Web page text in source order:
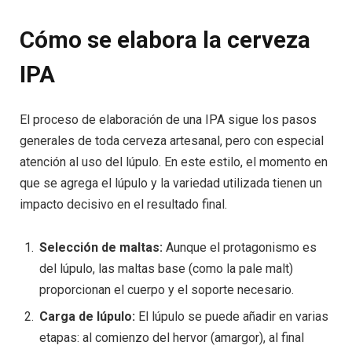
Cómo se elabora la cerveza
IPA
El proceso de elaboración de una IPA sigue los pasos
generales de toda cerveza artesanal, pero con especial
atención al uso del lúpulo. En este estilo, el momento en
que se agrega el lúpulo y la variedad utilizada tienen un
impacto decisivo en el resultado final.
Selección de maltas: Aunque el protagonismo es
del lúpulo, las maltas base (como la pale malt)
proporcionan el cuerpo y el soporte necesario.
Carga de lúpulo: El lúpulo se puede añadir en varias
etapas: al comienzo del hervor (amargor), al final